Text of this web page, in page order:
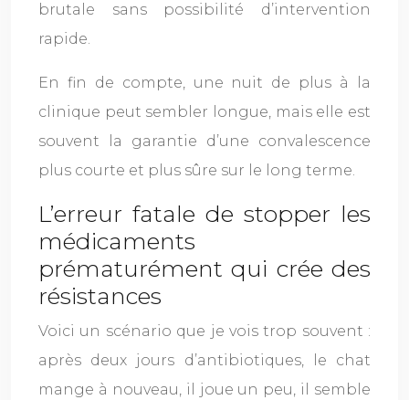
brutale sans possibilité d’intervention
rapide.
En fin de compte, une nuit de plus à la
clinique peut sembler longue, mais elle est
souvent la garantie d’une convalescence
plus courte et plus sûre sur le long terme.
L’erreur fatale de stopper les
médicaments
prématurément qui crée des
résistances
Voici un scénario que je vois trop souvent :
après deux jours d’antibiotiques, le chat
mange à nouveau, il joue un peu, il semble